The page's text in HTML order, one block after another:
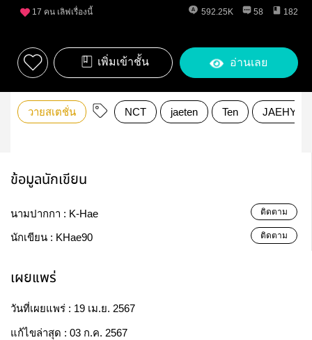
17 คน เลิฟเรื่องนี้ 592.25K 58 182
เพิ่มเข้าชั้น อ่านเลย
วายสเตชั่น NCT jaeten Ten JAEHYUN
ข้อมูลนักเขียน
นามปากกา : K-Hae ติดตาม
นักเขียน : KHae90 ติดตาม
เผยแพร่
วันที่เผยแพร่ : 19 เม.ย. 2567
แก้ไขล่าสุด : 03 ก.ค. 2567